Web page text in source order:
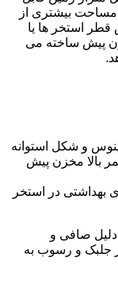
مساحت بیشتری از
قطر استخر ها یا
پیش ساخته می
و شکل استوانه
بالا مخزن پیش
بهداشتی در استخر
صافی و
جلبک و رسوب به